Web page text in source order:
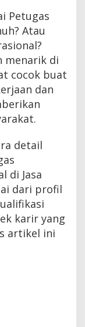
Petugas
Atau
menarik di
cocok buat
dan
detail
di Jasa
dari profil
karir yang
artikel ini